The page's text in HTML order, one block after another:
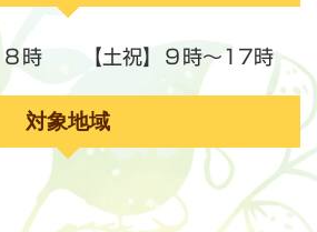
８時 【土祝】９時～17時
対象地域